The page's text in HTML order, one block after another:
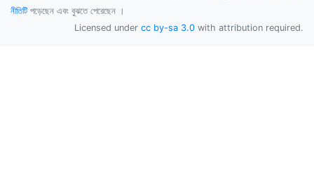
নীতিটি পড়েছেন এবং বুঝতে পেরেছেন ।
Licensed under cc by-sa 3.0 with attribution required.